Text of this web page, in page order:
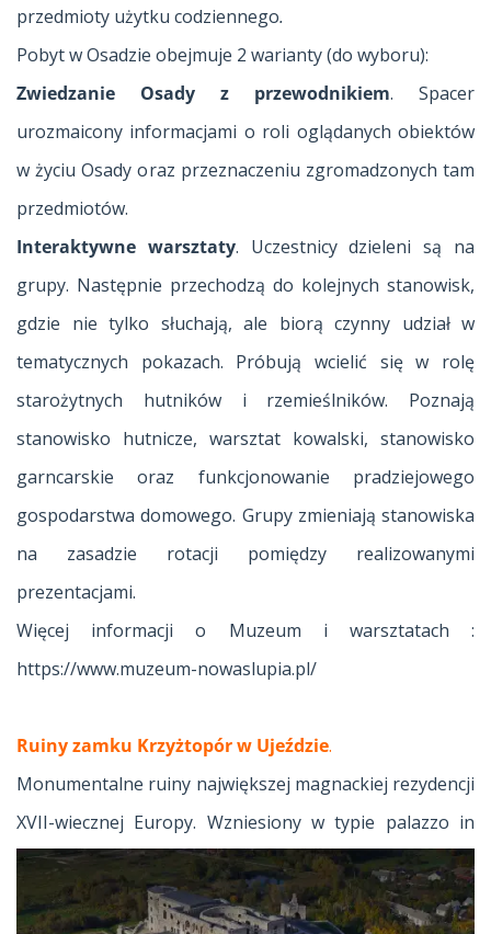
przedmioty użytku codziennego.
Pobyt w Osadzie obejmuje 2 warianty (do wyboru):
Zwiedzanie Osady z przewodnikiem. Spacer
urozmaicony informacjami o roli oglądanych obiektów
w życiu Osady oraz przeznaczeniu zgromadzonych tam
przedmiotów.
Interaktywne warsztaty. Uczestnicy dzieleni są na
grupy. Następnie przechodzą do kolejnych stanowisk,
gdzie nie tylko słuchają, ale biorą czynny udział w
tematycznych pokazach. Próbują wcielić się w rolę
starożytnych hutników i rzemieślników. Poznają
stanowisko hutnicze, warsztat kowalski, stanowisko
garncarskie oraz funkcjonowanie pradziejowego
gospodarstwa domowego. Grupy zmieniają stanowiska
na zasadzie rotacji pomiędzy realizowanymi
prezentacjami.
Więcej informacji o Muzeum i warsztatach :
https://www.muzeum-nowaslupia.pl/
Ruiny zamku Krzyżtopór w Ujeździe.
Monumentalne ruiny największej magnackiej rezydencji
XVII-wiecznej Europy. Wzniesiony w typie palazzo in